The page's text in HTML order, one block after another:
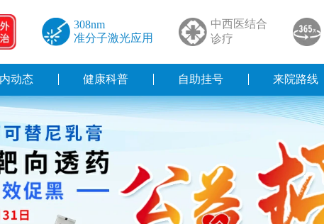
308nm
准分子激光应用
中西医结合
诊疗
动态 健康科普 自助挂号 来院路线